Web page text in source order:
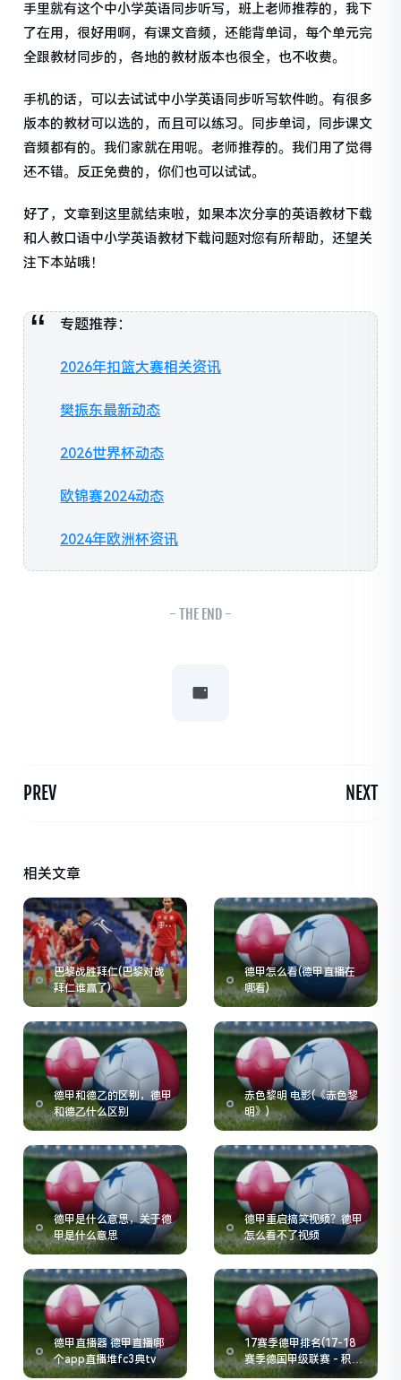
手里就有这个中小学英语同步听写，班上老师推荐的，我下
了在用，很好用啊，有课文音频，还能背单词，每个单元完
全跟教材同步的，各地的教材版本也很全，也不收费。
手机的话，可以去试试中小学英语同步听写软件哟。有很多
版本的教材可以选的，而且可以练习。同步单词，同步课文
音频都有的。我们家就在用呢。老师推荐的。我们用了觉得
还不错。反正免费的，你们也可以试试。
好了，文章到这里就结束啦，如果本次分享的英语教材下载
和人教口语中小学英语教材下载问题对您有所帮助，还望关
注下本站哦！
专题推荐：
2026年扣篮大赛相关资讯
樊振东最新动态
2026世界杯动态
欧锦赛2024动态
2024年欧洲杯资讯
- THE END -
PREV NEXT
相关文章
巴黎战胜拜仁(巴黎对战
拜仁谁赢了)
德甲怎么看(德甲直播在
哪看)
德甲和德乙的区别，德甲
和德乙什么区别
赤色黎明 电影(《赤色黎
明》)
德甲是什么意思，关于德
甲是什么意思
德甲重启搞笑视频？德甲
怎么看不了视频
德甲直播器 德甲直播哪
个app直播堆fc3典tv
17赛季德甲排名(17-18
赛季德国甲级联赛 - 积分
榜)